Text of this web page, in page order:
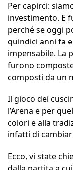
Per capirci:
investimento. E
perché se oggi
quindici anni fa
impensabile. La
furono
composti da un
Il gioco dei
l’Arena e per
colori e alla
infatti di
Ecco, vi state